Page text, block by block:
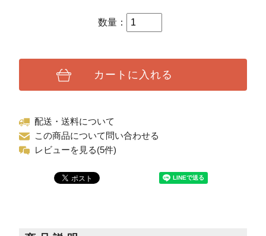
数量：
カートに入れる
配送・送料について
この商品について問い合わせる
レビューを見る(5件)